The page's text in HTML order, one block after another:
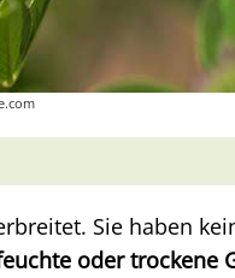
Sie haben
oder trockene